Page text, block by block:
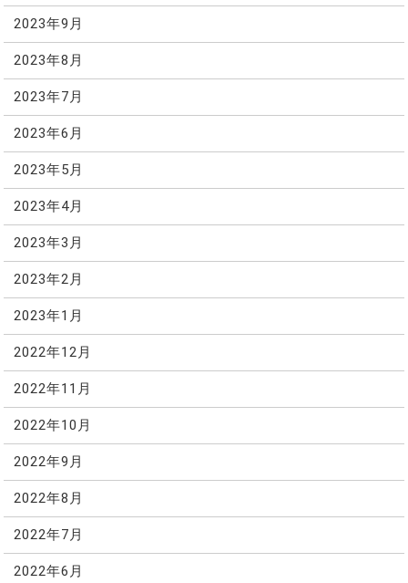
2023年9月
2023年8月
2023年7月
2023年6月
2023年5月
2023年4月
2023年3月
2023年2月
2023年1月
2022年12月
2022年11月
2022年10月
2022年9月
2022年8月
2022年7月
2022年6月